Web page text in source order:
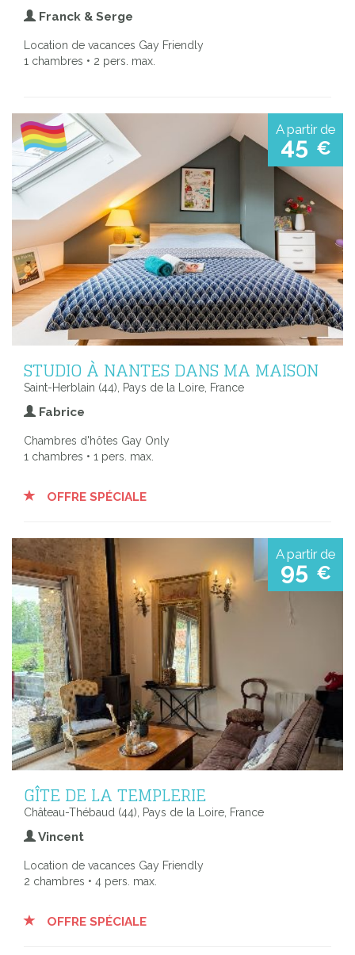
Franck & Serge
Location de vacances Gay Friendly
1 chambres • 2 pers. max.
A partir de
45 €
STUDIO À NANTES DANS MA MAISON
Saint-Herblain (44), Pays de la Loire, France
Fabrice
Chambres d'hôtes Gay Only
1 chambres • 1 pers. max.
OFFRE SPÉCIALE
A partir de
95 €
GÎTE DE LA TEMPLERIE
Château-Thébaud (44), Pays de la Loire, France
Vincent
Location de vacances Gay Friendly
2 chambres • 4 pers. max.
OFFRE SPÉCIALE